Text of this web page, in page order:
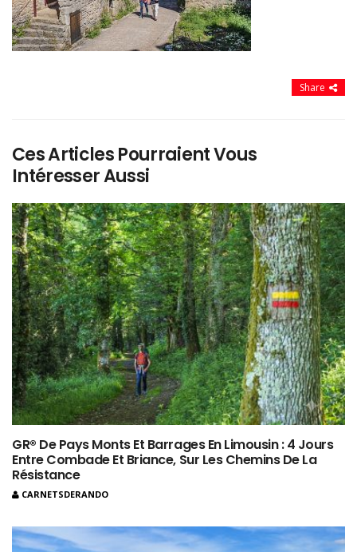
Share
Ces Articles Pourraient Vous
Intéresser Aussi
GR® De Pays Monts Et Barrages En Limousin : 4 Jours
Entre Combade Et Briance, Sur Les Chemins De La
Résistance
CARNETSDERANDO